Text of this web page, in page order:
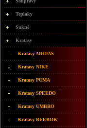
Tepláky
Sukně
Kratasy
Kratasy ADIDAS
Kratasy NIKE
Kratasy PUMA
Kratasy SPEEDO
Kratasy UMBRO
Kratasy REEBOK